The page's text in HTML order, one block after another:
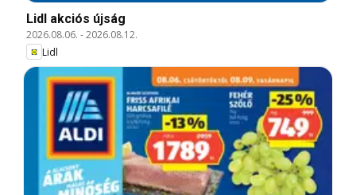
Lidl akciós újság
2026.08.06. -2026.08.12.
Lidl